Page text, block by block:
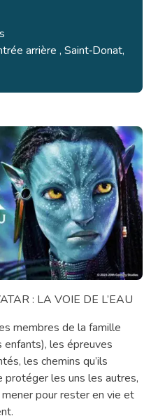
arrière , Saint‑Donat,
: LA VOIE DE L’EAU
membres de la famille
enfants), les épreuves
les chemins qu’ils
les uns les autres,
pour rester en vie et